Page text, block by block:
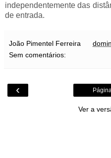
independentemente das
de entrada.
João Pimentel Ferreira
Sem comentários:
‹
Ver a